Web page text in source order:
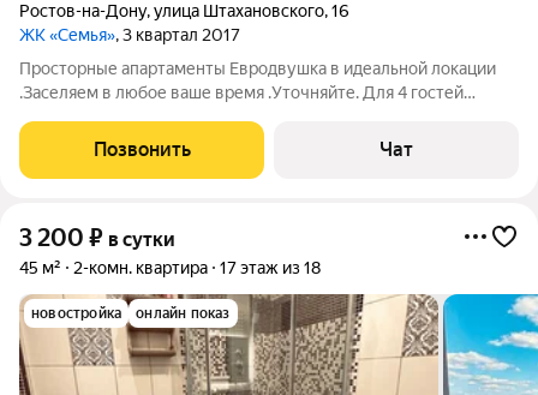
Ростов-на-Дону,улица Штахановского,16
ЖК «Семья», 3 квартал 2017
Просторные апартаменты Евродвушка в идеальной локации
.Заселяем в любое ваше время .Уточняйте. Для 4 гостей
кроватями,и 2 гостя в спальне на диване. Приглашаем вас в
уютные и комфортабельные
Позвонить Чат
3 200 ₽ в сутки
45 м² 2-комн. квартира 17 этаж из 18
новостройка онлайн показ